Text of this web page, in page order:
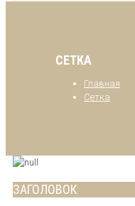
СЕТКА
Главная
Сетка
ЗАГОЛОВОК